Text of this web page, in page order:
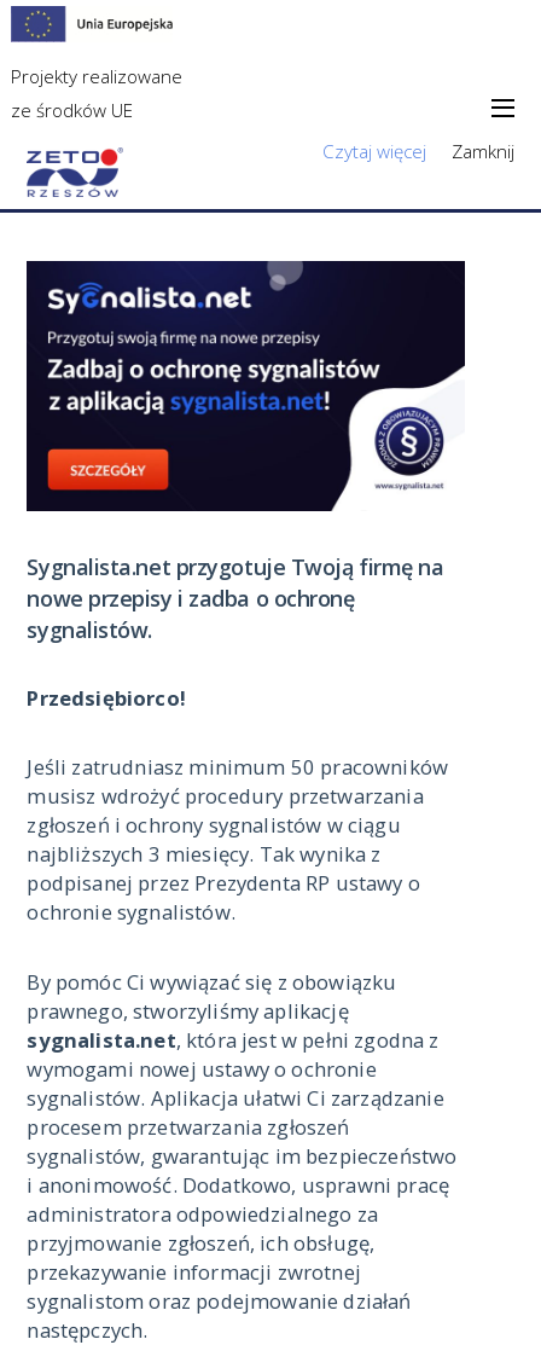
Projekty realizowane
ze środków UE
Czytaj więcej
Zamknij
Sygnalista.net przygotuje Twoją firmę na
nowe przepisy i zadba o ochronę
sygnalistów.
Przedsiębiorco!
Jeśli zatrudniasz minimum 50 pracowników
musisz wdrożyć procedury przetwarzania
zgłoszeń i ochrony sygnalistów w ciągu
najbliższych 3 miesięcy. Tak wynika z
podpisanej przez Prezydenta RP ustawy o
ochronie sygnalistów.
By pomóc Ci wywiązać się z obowiązku
prawnego, stworzyliśmy aplikację
sygnalista.net, która jest w pełni zgodna z
wymogami nowej ustawy o ochronie
sygnalistów. Aplikacja ułatwi Ci zarządzanie
procesem przetwarzania zgłoszeń
sygnalistów, gwarantując im bezpieczeństwo
i anonimowość. Dodatkowo, usprawni pracę
administratora odpowiedzialnego za
przyjmowanie zgłoszeń, ich obsługę,
przekazywanie informacji zwrotnej
sygnalistom oraz podejmowanie działań
następczych.